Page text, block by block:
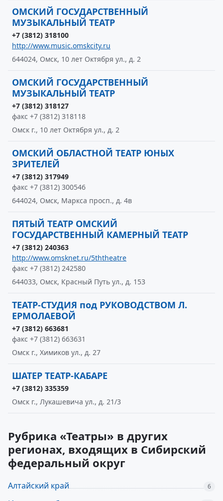
ОМСКИЙ ГОСУДАРСТВЕННЫЙ
МУЗЫКАЛЬНЫЙ ТЕАТР
+7 (3812) 318100
http://www.music.omskcity.ru
644024, Омск, 10 лет Октября ул., д. 2
ОМСКИЙ ГОСУДАРСТВЕННЫЙ
МУЗЫКАЛЬНЫЙ ТЕАТР
+7 (3812) 318127
факс +7 (3812) 318118
Омск г., 10 лет Октября ул., д. 2
ОМСКИЙ ОБЛАСТНОЙ ТЕАТР ЮНЫХ
ЗРИТЕЛЕЙ
+7 (3812) 317949
факс +7 (3812) 300546
644024, Омск, Маркса просп., д. 4в
ПЯТЫЙ ТЕАТР ОМСКИЙ
ГОСУДАРСТВЕННЫЙ КАМЕРНЫЙ ТЕАТР
+7 (3812) 240363
http://www.omsknet.ru/5ththeatre
факс +7 (3812) 242580
644033, Омск, Красный Путь ул., д. 153
ТЕАТР-СТУДИЯ под РУКОВОДСТВОМ Л.
ЕРМОЛАЕВОЙ
+7 (3812) 663681
факс +7 (3812) 663631
Омск г., Химиков ул., д. 27
ШАТЕР ТЕАТР-КАБАРЕ
+7 (3812) 335359
Омск г., Лукашевича ул., д. 21/3
Рубрика «Театры» в других
регионах, входящих в Сибирский
федеральный округ
Алтайский край 6